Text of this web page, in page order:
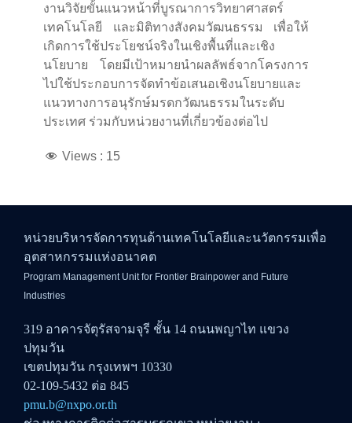
งานวิจัยขั้นแนวหน้าที่บูรณาการวิทยาศาสตร์
เทคโนโลยี และมิติทางสังคมวัฒนธรรม เพื่อให้
เกิดการใช้ประโยชน์จริงในเชิงพื้นที่และเชิง
นโยบาย โดยมีเป้าหมายนำผลลัพธ์จากโครงการ
ไปใช้ประกอบการจัดทำข้อเสนอเชิงนโยบายและ
แนวทางการอนุรักษ์มรดกวัฒนธรรมในระดับ
ประเทศ ร่วมกับหน่วยงานที่เกี่ยวข้องต่อไป
Views : 15
หน่วยบริหารจัดการทุนด้านเทคโนโลยีและนวัตกรรมเพื่อ
อุตสาหกรรมแห่งอนาคต
Program Management Unit for Frontier Brainpower and Future
Industries
319 อาคารจัตุรัสจามจุรี ชั้น 14 ถนนพญาไท แขวง
ปทุมวัน
เขตปทุมวัน กรุงเทพฯ 10330
02-109-5432 ต่อ 845
pmu.b@nxpo.or.th